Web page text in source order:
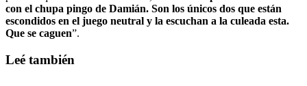
con el chupa pingo de Damián. Son los únicos dos que están
escondidos en el juego neutral y la escuchan a la culeada esta.
Que se caguen”.
Leé también